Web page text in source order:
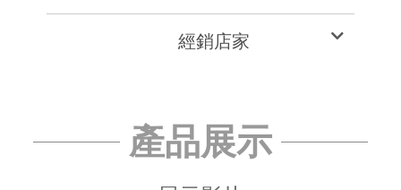
經銷店家
產品展示